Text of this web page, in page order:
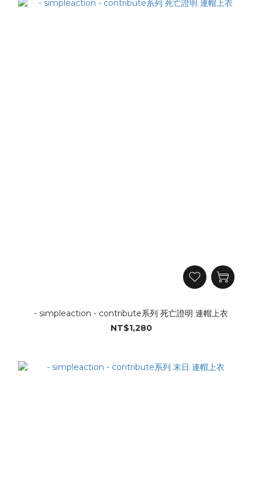
- simpleaction - contribute系列 死亡證明 連帽上衣
NT$1,280